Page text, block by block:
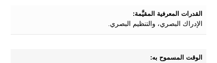
القدرات المعرفية المقيَّمة:
الإدراك البصري، والتنظيم البصري.
الوقت المسموح به: